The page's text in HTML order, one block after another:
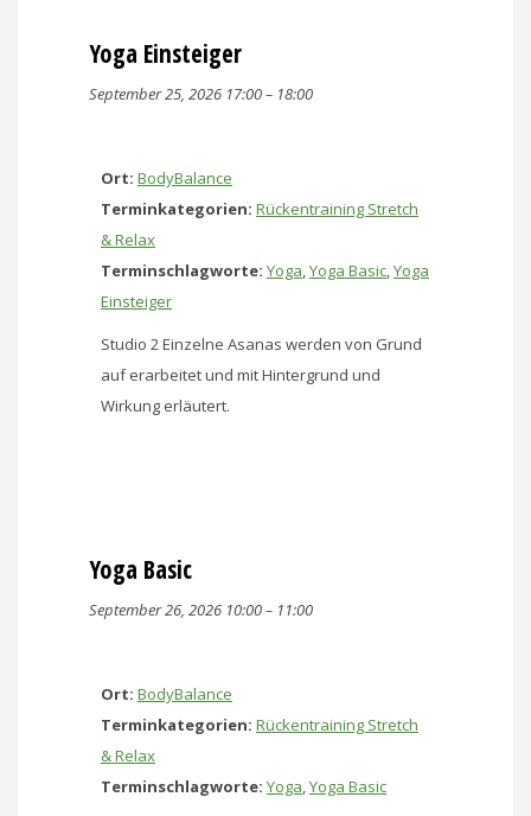
Yoga Einsteiger
September 25, 2026 17:00– 18:00
Ort: BodyBalance
Terminkategorien: Rückentraining Stretch
& Relax
Terminschlagworte: Yoga,Yoga Basic,Yoga
Einsteiger
Studio 2 Einzelne Asanas werden von Grund
auf erarbeitet und mit Hintergrund und
Wirkung erläutert.
Yoga Basic
September 26, 2026 10:00– 11:00
Ort: BodyBalance
Terminkategorien: Rückentraining Stretch
& Relax
Terminschlagworte: Yoga,Yoga Basic